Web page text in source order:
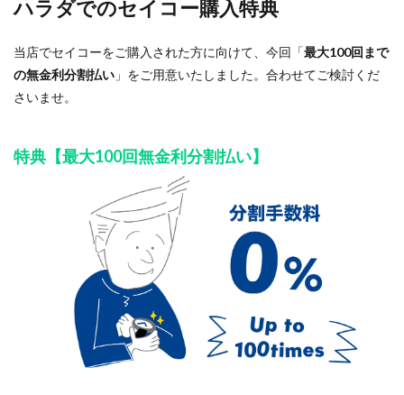
ハラダでのセイコー購入特典
当店でセイコーをご購入された方に向けて、今回「最大100回まで
の無金利分割払い 」をご用意いたしました。合わせてご検討くだ
さいませ。
特典【最大100回無金利分割払い】